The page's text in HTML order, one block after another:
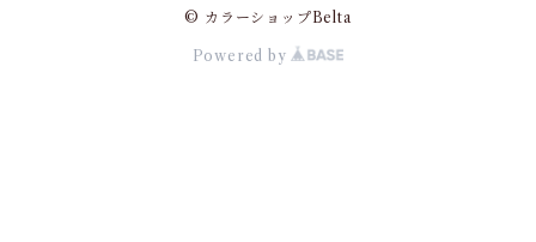
© カラーショップBelta
Powered by